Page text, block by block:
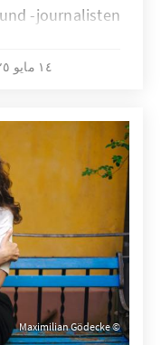
-journalisten
١٤ مايو ٢٠٢٥
Maximilian Gödecke